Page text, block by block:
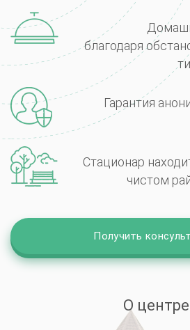
благодаря
Гарантия
Стационар
чистом
Получить
О центре